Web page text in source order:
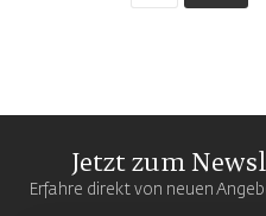
Jetzt zum
Erfahre direkt von neuen